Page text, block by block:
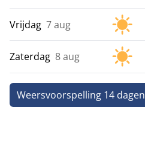
Vrijdag 7 aug
Zaterdag 8 aug
Weersvoorspelling 14 dagen